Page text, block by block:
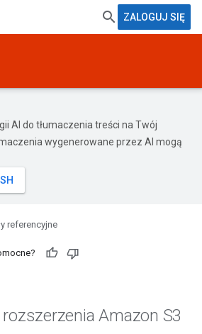
ZALOGUJ SIĘ
AI do tłumaczenia treści na Twój
wygenerowane przez AI mogą
referencyjne
Amazon S3